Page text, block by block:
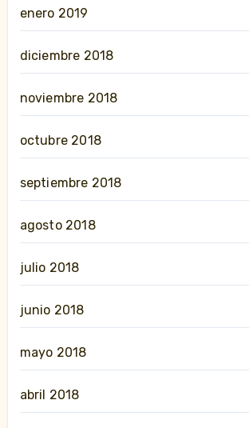
enero 2019
diciembre 2018
noviembre 2018
octubre 2018
septiembre 2018
agosto 2018
julio 2018
junio 2018
mayo 2018
abril 2018